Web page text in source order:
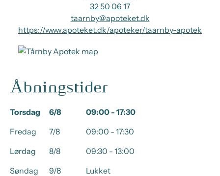
32 50 06 17
taarnby@apoteket.dk
https://www.apoteket.dk/apoteker/taarnby-apotek
Åbningstider
Torsdag 6/8
09:00 - 17:30
Fredag
7/8
09:00 - 17:30
Lørdag
8/8
09:30 - 13:00
Søndag
9/8
Lukket